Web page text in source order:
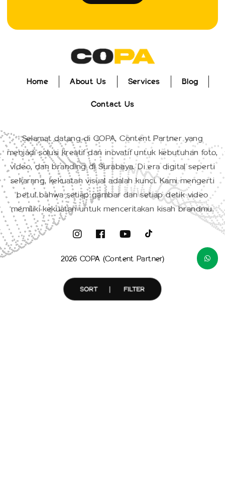
SORT FILTER
Home
About Us
Services
Blog
Contact Us
Selamat datang di COPA, Content Partner yang
menjadi solusi kreatif dan inovatif untuk kebutuhan foto,
video, dan branding di Surabaya. Di era digital seperti
sekarang, kekuatan visual adalah kunci. Kami mengerti
betul bahwa setiap gambar dan setiap detik video
memiliki kekuatan untuk menceritakan kisah brandmu.
2026 COPA (Content Partner)